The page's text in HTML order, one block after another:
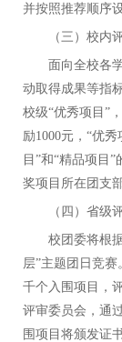
并按照推荐顺序
（三）校内
面向全校各
动取得成果等指
校级“优秀项目”
励1000元，“优
目”和“精品项目
奖项目所在团支
（四）省级
校团委将根
层”主题团日竞
千个入围项目，
评审委员会，通
围项目将颁发证